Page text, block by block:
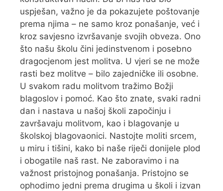
uspješan, važno je da pokazujete poštovanje
prema njima – ne samo kroz ponašanje, već i
kroz savjesno izvršavanje svojih obveza. Ono
što našu školu čini jedinstvenom i posebno
dragocjenom jest molitva. U vjeri se ne može
rasti bez molitve – bilo zajedničke ili osobne.
U svakom radu molitvom tražimo Božji
blagoslov i pomoć. Kao što znate, svaki radni
dan i nastava u našoj školi započinju i
završavaju molitvom, kao i blagovanje u
školskoj blagovaonici. Nastojte moliti srcem,
u miru i tišini, kako bi naše riječi donijele plod
i obogatile naš rast. Ne zaboravimo i na
važnost pristojnog ponašanja. Pristojno se
ophodimo jedni prema drugima u školi i izvan